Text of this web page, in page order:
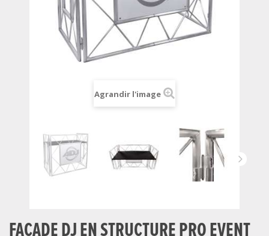
Agrandir l'image
FACADE DJ EN STRUCTURE PRO EVENT